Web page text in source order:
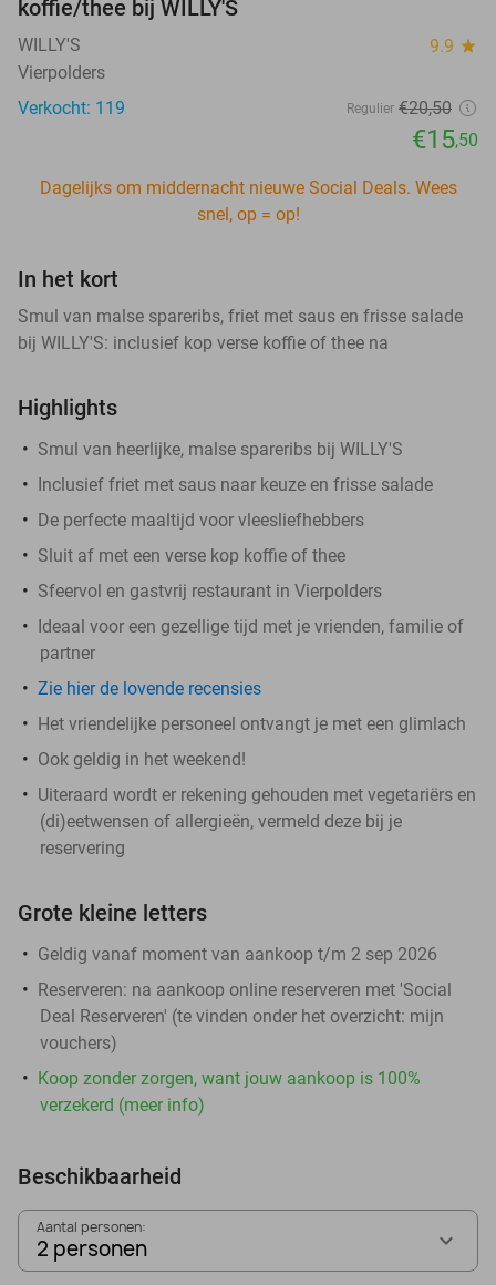
koffie/thee bij WILLY'S
WILLY'S 9.9 star
Vierpolders
Verkocht: 119
Regulier €20,50
€15,50
Dagelijks om middernacht nieuwe Social Deals. Wees
snel, op = op!
In het kort
Smul van malse spareribs, friet met saus en frisse salade
bij WILLY'S: inclusief kop verse koffie of thee na
Highlights
Smul van heerlijke, malse spareribs bij WILLY'S
Inclusief friet met saus naar keuze en frisse salade
De perfecte maaltijd voor vleesliefhebbers
Sluit af met een verse kop koffie of thee
Sfeervol en gastvrij restaurant in Vierpolders
Ideaal voor een gezellige tijd met je vrienden, familie of
partner
Zie hier de lovende recensies
Het vriendelijke personeel ontvangt je met een glimlach
Ook geldig in het weekend!
Uiteraard wordt er rekening gehouden met vegetariërs en
(di)eetwensen of allergieën, vermeld deze bij je
reservering
Grote kleine letters
Geldig vanaf moment van aankoop t/m 2 sep 2026
Reserveren: na aankoop online reserveren met 'Social
Deal Reserveren' (te vinden onder het overzicht: mijn
vouchers)
Koop zonder zorgen, want jouw aankoop is 100%
verzekerd (meer info)
Beschikbaarheid
Aantal personen:
2 personen